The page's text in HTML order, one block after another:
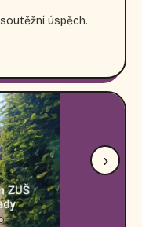
úspěch.
›